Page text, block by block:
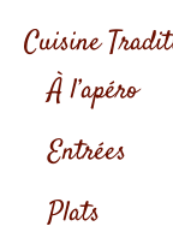
Cuisine
À l’apéro
Entrées
Plats